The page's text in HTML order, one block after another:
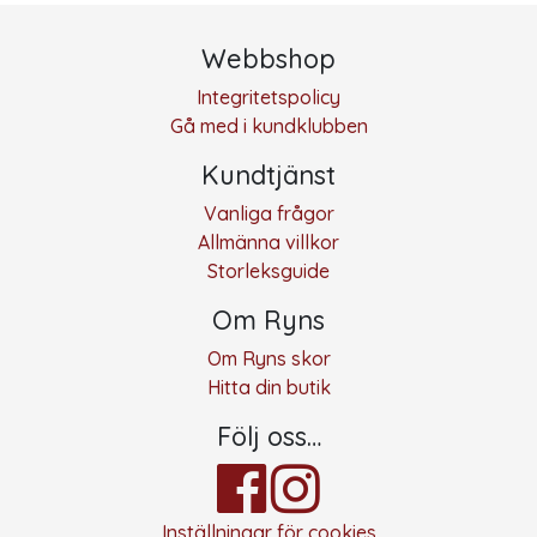
Webbshop
Integritetspolicy
Gå med i kundklubben
Kundtjänst
Vanliga frågor
Allmänna villkor
Storleksguide
Om Ryns
Om Ryns skor
Hitta din butik
Följ oss…
Inställningar för cookies